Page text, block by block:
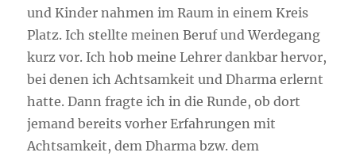
und Kinder nahmen im Raum in einem Kreis
Platz. Ich stellte meinen Beruf und Werdegang
kurz vor. Ich hob meine Lehrer dankbar hervor,
bei denen ich Achtsamkeit und Dharma erlernt
hatte. Dann fragte ich in die Runde, ob dort
jemand bereits vorher Erfahrungen mit
Achtsamkeit, dem Dharma bzw. dem